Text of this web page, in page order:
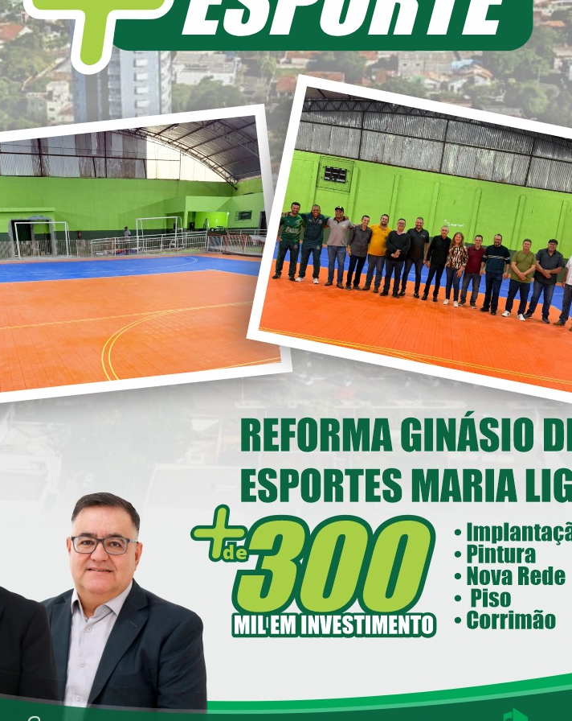
Clique para baixar
LEIA MAIS
11/06/2026 20:00
Secretaria de Planejamento – SEPL
Pavimentação da Estrada do Baú
avança com mais 3,6 km de asfalto
rural
22/05/2026 19:00
Gabinete do Prefeito – GPRE
Deputado Federal Toninho
Wandscheer cumpre agenda
institucional em Loanda
14/05/2026 08:00
Secretaria de Esportes e Lazer - SEEL
reforma do Ginásio de Esportes
Maria Ligiane
11/05/2026 08:00
Secretaria de Indústria, Comércio - SEIC
Distrito Industrial de Loanda avança e
entra em fase final de implantação
Loanda avança na habitação com o
Residencial Esperança